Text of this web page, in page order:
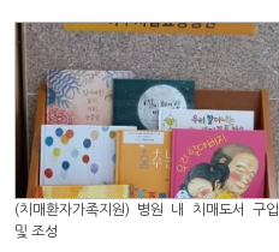
(치매환자가족지원) 병원 내 치매도서 구입
및 조성